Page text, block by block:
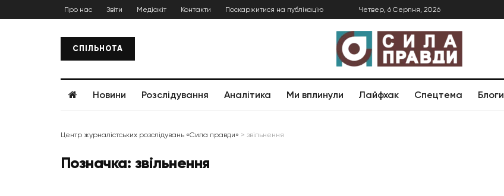
Про нас Звіти Медіакіт Контакти Поскаржитися на публікацію Четвер, 6 Серпня, 2026
СПІЛЬНОТА
Новини Розслідування Аналітика Ми вплинули Лайфхак Спецтема Блоги
Центр журналістських розслідувань «Сила правди» > звільнення
Позначка: звільнення